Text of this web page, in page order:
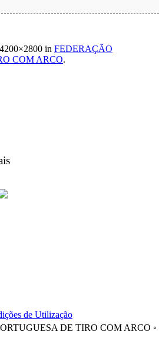
in FEDERAÇÃO
COM ARCO.
de Utilização
DE TIRO COM ARCO ◦